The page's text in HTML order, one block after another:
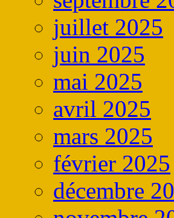
juillet 2025
juin 2025
mai 2025
avril 2025
mars 2025
février 2025
décembre